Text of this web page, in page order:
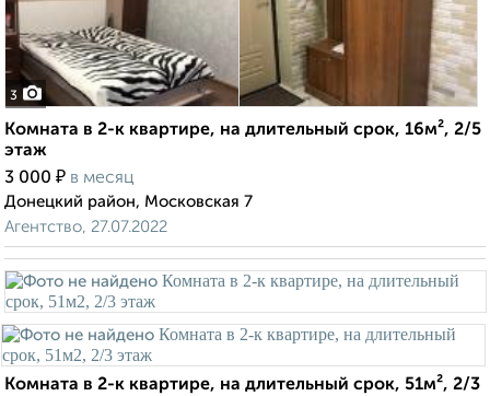
3
Комната в 2-к квартире, на длительный срок, 16м², 2/5
этаж
3 000 ₽ в месяц
Донецкий район, Московская 7
Агентство, 27.07.2022
Комната в 2-к квартире, на длительный срок, 51м², 2/3